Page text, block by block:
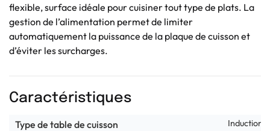
flexible, surface idéale pour cuisiner tout type de plats. La
gestion de l’alimentation permet de limiter
automatiquement la puissance de la plaque de cuisson et
d’éviter les surcharges.
Caractéristiques
Type de table de cuisson Induction